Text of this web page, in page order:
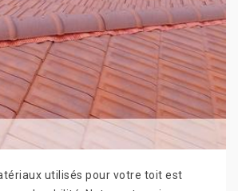
utilisés pour votre toit est